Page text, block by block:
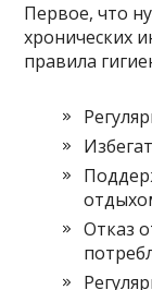
Первое, что
хронических
правила
Отказ